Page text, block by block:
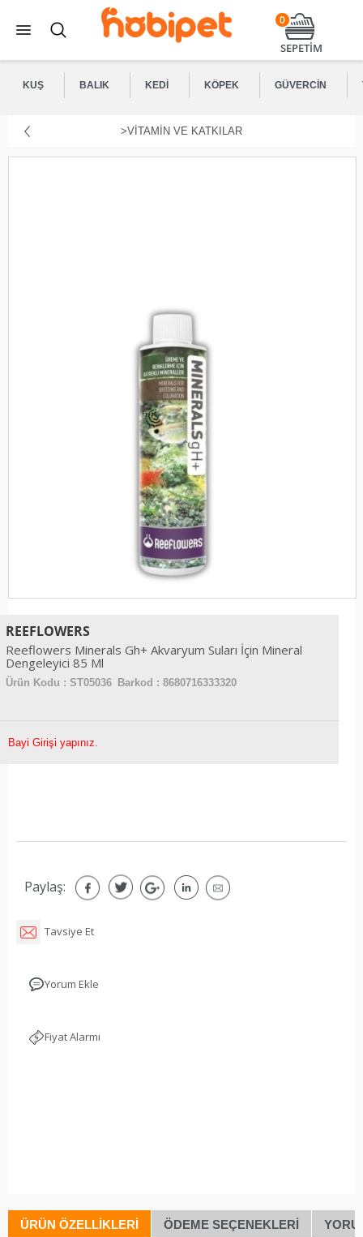
0
SEPETİM
KUŞ BALIK KEDI KÖPEK GÜVERCIN
>VITAMIN VE KATKILAR
REEFLOWERS
Reeflowers Minerals Gh+ Akvaryum Suları İçin Mineral
Dengeleyici 85 Ml
Ürün Kodu : ST05036 Barkod : 8680716333320
Bayi Girişi yapınız.
Paylaş:
Tavsiye Et
Yorum Ekle
Fiyat Alarmı
ÜRÜN ÖZELLIKLERI ÖDEME SEÇENEKLERI